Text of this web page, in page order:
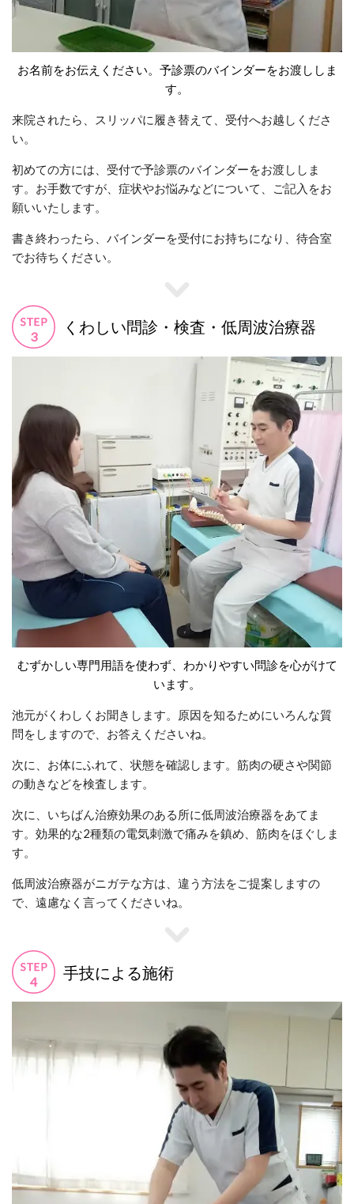
お名前をお伝えください。予診票のバインダーをお渡ししま
す。
来院されたら、スリッパに履き替えて、受付へお越しくださ
い。
初めての方には、受付で予診票のバインダーをお渡ししま
す。お手数ですが、症状やお悩みなどについて、ご記入をお
願いいたします。
書き終わったら、バインダーを受付にお持ちになり、待合室
でお待ちください。
くわしい問診・検査・低周波治療器
むずかしい専門用語を使わず、わかりやすい問診を心がけて
います。
池元がくわしくお聞きします。原因を知るためにいろんな質
問をしますので、お答えくださいね。
次に、お体にふれて、状態を確認します。筋肉の硬さや関節
の動きなどを検査します。
次に、いちばん治療効果のある所に低周波治療器をあてま
す。効果的な2種類の電気刺激で痛みを鎮め、筋肉をほぐしま
す。
低周波治療器がニガテな方は、違う方法をご提案しますの
で、遠慮なく言ってくださいね。
手技による施術